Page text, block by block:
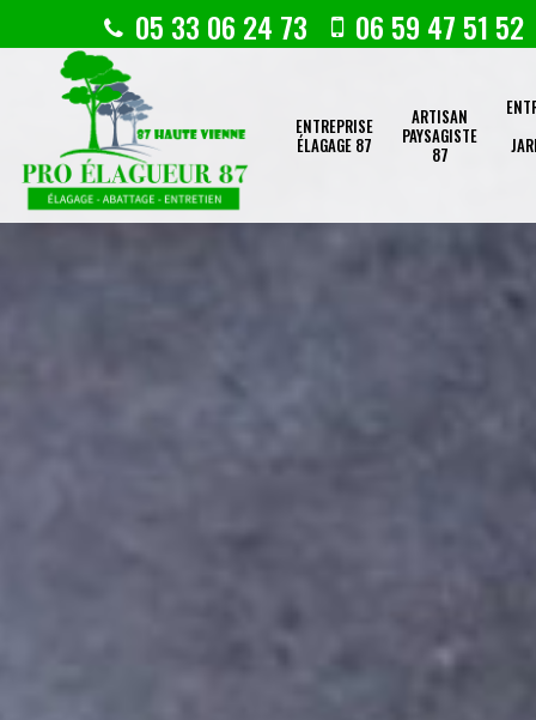
05 33 06 24 73 06 59 47 51 52
ENTREPRISE
ÉLAGAGE 87
ARTISAN
PAYSAGISTE
87